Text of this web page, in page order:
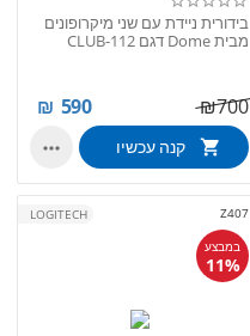
בידורית ניידת עם שני מיקרופונים
מבית Dome דגם CLUB-112
700
₪
590
₪
קנה עכשיו 
Z407
במבצע
11%
LOGITECH